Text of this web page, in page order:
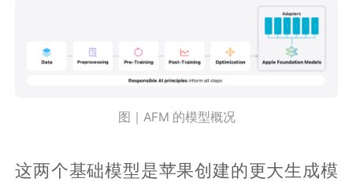
图｜AFM 的模型概况
这两个基础模型是苹果创建的更大生成模